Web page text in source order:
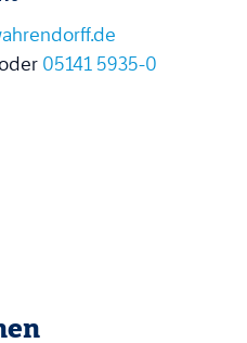
05141 5935-0
n